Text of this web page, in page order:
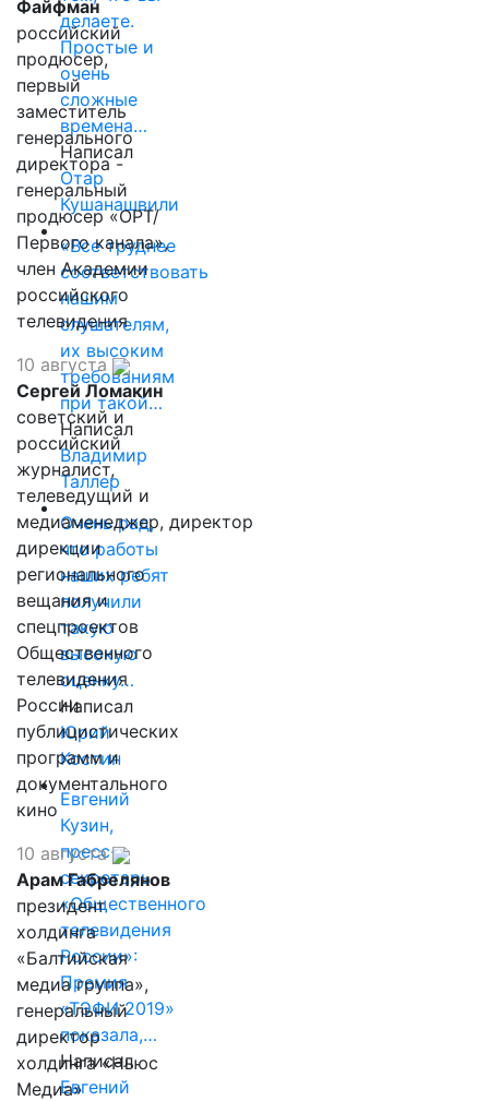
делаете.
Простые и
очень
сложные
времена…
Написал
Отар
Кушанашвили
«Все труднее
соответствовать
нашим
слушателям,
их высоким
требованиям
при такой…
Написал
Владимир
Таллер
Очень рад,
что работы
наших ребят
получили
такую
высокую
оценку…
Написал
Юрий
Костин
Евгений
Кузин,
пресс-
секретарь
«Общественного
телевидения
России»:
Премия
«ТЭФИ 2019»
показала,…
Написал
Евгений
Файфман
российский
продюсер,
первый
заместитель
генерального
директора -
генеральный
продюсер «ОРТ/
Первого канала»,
член Академии
российского
телевидения
10 августа
Сергей Ломакин
советский и
российский
журналист,
телеведущий и
медиаменеджер, директор
дирекции
регионального
вещания и
спецпроектов
Общественного
телевидения
России
публицистических
программ и
документального
кино
10 августа
Арам Габрелянов
президент
холдинга
«Балтийская
медиа группа»,
генеральный
директор
холдинга «Ньюс
Медиа»